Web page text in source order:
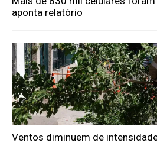
aponta relatório
Ventos diminuem de